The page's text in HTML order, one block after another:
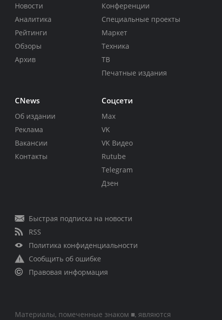
Новости
Аналитика
Рейтинги
Обзоры
Архив
Конференции
Специальные проекты
Маркет
Техника
ТВ
Печатные издания
CNews
Об издании
Реклама
Вакансии
Контакты
Соцсети
Max
VK
VK Видео
Rutube
Telegram
Дзен
Быстрая подписка на новости
RSS
Политика конфиденциальности
Сообщить об ошибке
Правовая информация
Материалы, помеченные знаком ■, являются